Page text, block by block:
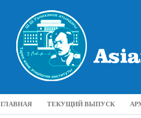
ГЛАВНАЯ ТЕКУЩИЙ ВЫПУСК